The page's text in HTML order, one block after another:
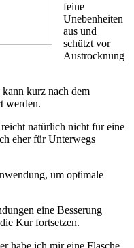
feine
Unebenheiten
aus und
schützt vor
Austrocknung
kurz nach dem
werden.
natürlich nicht für eine
eher für Unterwegs
um optimale
eine Besserung
Kur fortsetzen.
habe ich mir eine Flasche